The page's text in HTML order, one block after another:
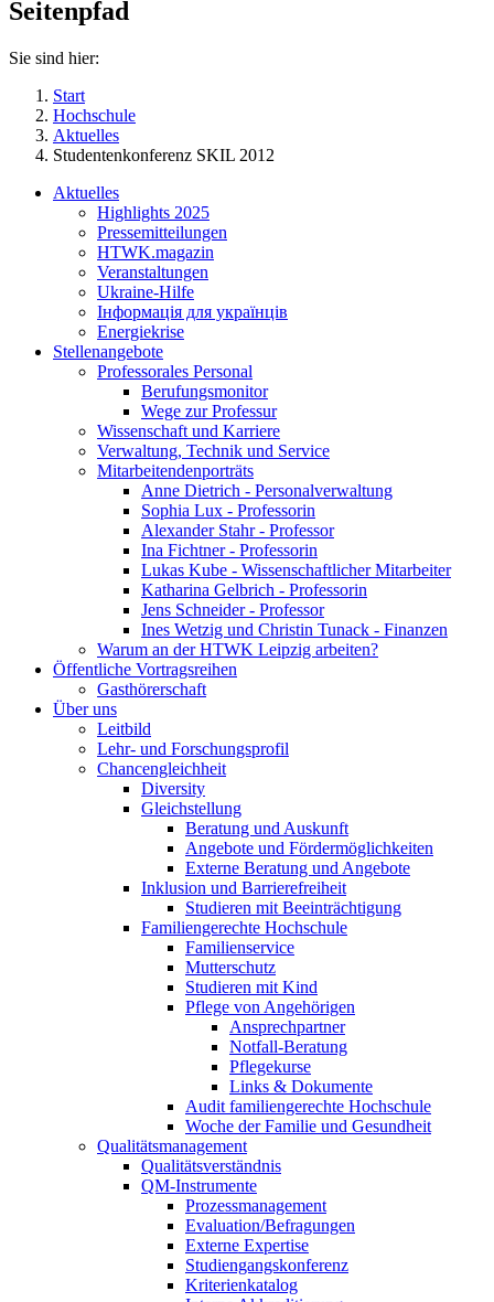
Seitenpfad
Sie sind hier:
Start
Hochschule
Aktuelles
Studentenkonferenz SKIL 2012
Aktuelles
Highlights 2025
Pressemitteilungen
HTWK.magazin
Veranstaltungen
Ukraine-Hilfe
Інформація для українців
Energiekrise
Stellenangebote
Professorales Personal
Berufungsmonitor
Wege zur Professur
Wissenschaft und Karriere
Verwaltung, Technik und Service
Mitarbeitendenporträts
Anne Dietrich - Personalverwaltung
Sophia Lux - Professorin
Alexander Stahr - Professor
Ina Fichtner - Professorin
Lukas Kube - Wissenschaftlicher Mitarbeiter
Katharina Gelbrich - Professorin
Jens Schneider - Professor
Ines Wetzig und Christin Tunack - Finanzen
Warum an der HTWK Leipzig arbeiten?
Öffentliche Vortragsreihen
Gasthörerschaft
Über uns
Leitbild
Lehr- und Forschungsprofil
Chancengleichheit
Diversity
Gleichstellung
Beratung und Auskunft
Angebote und Fördermöglichkeiten
Externe Beratung und Angebote
Inklusion und Barrierefreiheit
Studieren mit Beeinträchtigung
Familiengerechte Hochschule
Familienservice
Mutterschutz
Studieren mit Kind
Pflege von Angehörigen
Ansprechpartner
Notfall-Beratung
Pflegekurse
Links & Dokumente
Audit familiengerechte Hochschule
Woche der Familie und Gesundheit
Qualitätsmanagement
Qualitätsverständnis
QM-Instrumente
Prozessmanagement
Evaluation/Befragungen
Externe Expertise
Studiengangskonferenz
Kriterienkatalog